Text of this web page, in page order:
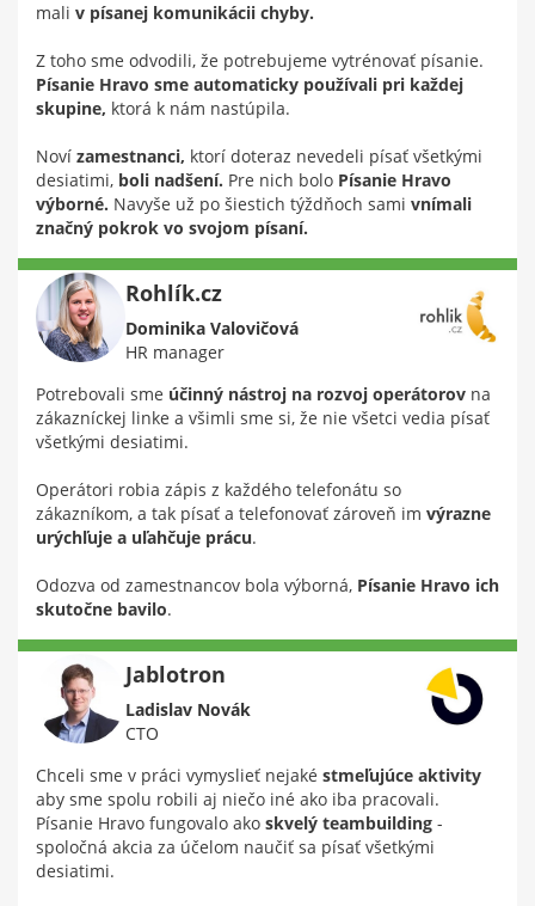
mali v písanej komunikácii chyby.
Z toho sme odvodili, že potrebujeme vytrénovať písanie.
Písanie Hravo sme automaticky používali pri každej
skupine, ktorá k nám nastúpila.
Noví zamestnanci, ktorí doteraz nevedeli písať všetkými
desiatimi, boli nadšení. Pre nich bolo Písanie Hravo
výborné. Navyše už po šiestich týždňoch sami vnímali
značný pokrok vo svojom písaní.
Rohlík.cz
Dominika Valovičová
HR manager
Potrebovali sme účinný nástroj na rozvoj operátorov na
zákazníckej linke a všimli sme si, že nie všetci vedia písať
všetkými desiatimi.
Operátori robia zápis z každého telefonátu so
zákazníkom, a tak písať a telefonovať zároveň im výrazne
urýchľuje a uľahčuje prácu.
Odozva od zamestnancov bola výborná, Písanie Hravo ich
skutočne bavilo.
Jablotron
Ladislav Novák
CTO
Chceli sme v práci vymyslieť nejaké stmeľujúce aktivity
aby sme spolu robili aj niečo iné ako iba pracovali.
Písanie Hravo fungovalo ako skvelý teambuilding -
spoločná akcia za účelom naučiť sa písať všetkými
desiatimi.